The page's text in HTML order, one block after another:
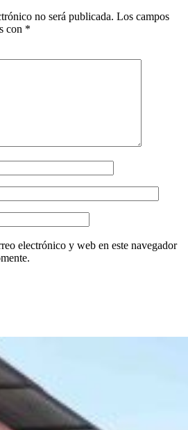
no será publicada. Los campos
con *
electrónico y web en este navegador